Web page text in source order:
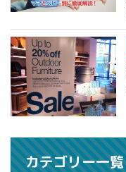
カテゴリー一覧